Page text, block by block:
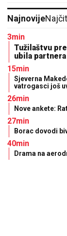
Najnovije
3min
Tužilaštvu
ubila
15min
Sjeverna
vatrogasci još
26min
Nove ankete:
27min
Borac dovodi
40min
Drama na